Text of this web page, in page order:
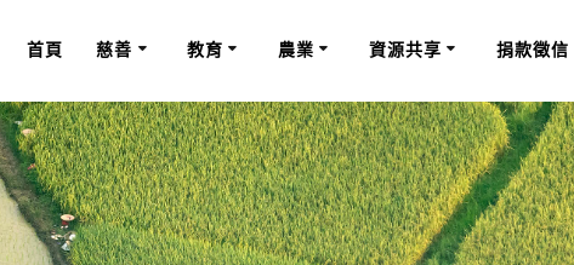
首頁 慈善 教育 農業 資源共享 捐款徵信